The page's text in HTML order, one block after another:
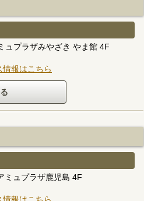
ュプラザみやざき やま館 4F
報はこちら
ミュプラザ鹿児島 4F